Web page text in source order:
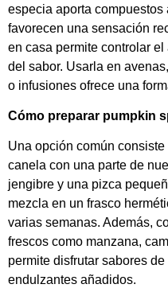
especia aporta
favorecen una sensación
en casa permite controlar
del sabor. Usarla en
o infusiones ofrece una
Cómo preparar pumpkin
Una opción común
canela con una parte de
jengibre y una pizca
mezcla en un frasco
varias semanas. Además,
frescos como manzana,
permite disfrutar sabores
endulzantes añadidos.